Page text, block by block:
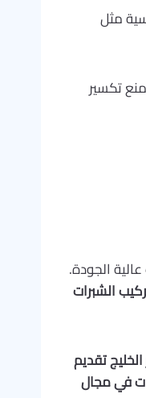
مثل
تكسير
الجودة.
الشبرات
تقديم
في مجال